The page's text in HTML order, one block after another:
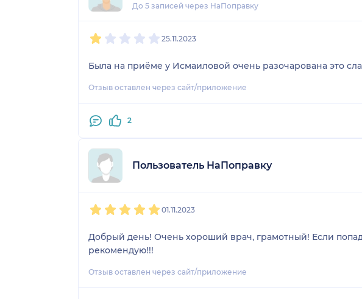
До 5 записей через НаПоправку
25.11.2023
Была на приёме у Исмаиловой очень разочарована это
Отзыв оставлен через сайт/приложение
2
Пользователь НаПоправку
01.11.2023
Добрый день! Очень хороший врач, грамотный! Если
рекомендую!!!
Отзыв оставлен через сайт/приложение